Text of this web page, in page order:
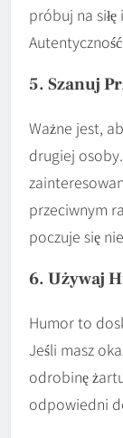
próbuj na
5. Szanuj
Ważne jest,
drugiej
przeciwnym
poczuje się
6. Używaj
Humor to
Jeśli masz
odrobinę
odpowiedni